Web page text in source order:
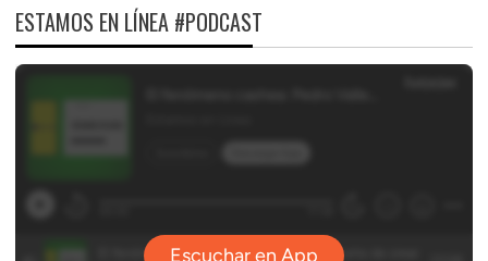
ESTAMOS EN LÍNEA #PODCAST